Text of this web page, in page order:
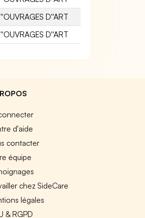
D''ART
D''ART
d'aide
contacter
équipe
chez SideCare
légales
& RGPD